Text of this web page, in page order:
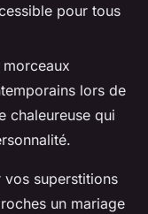
pour tous
lors de
chaleureuse qui
vos superstitions
un mariage